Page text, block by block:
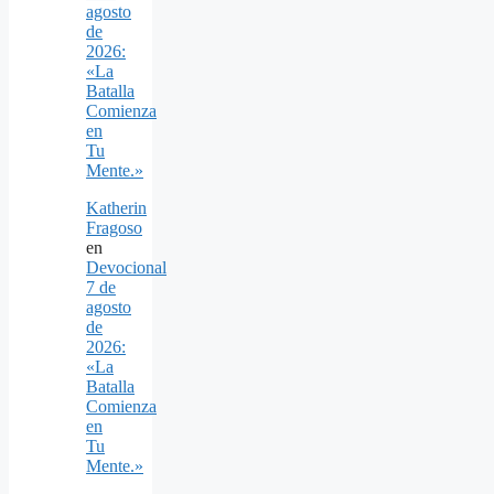
agosto
de
2026:
«La
Batalla
Comienza
en
Tu
Mente.»
Katherin
Fragoso
en
Devocional
7 de
agosto
de
2026:
«La
Batalla
Comienza
en
Tu
Mente.»